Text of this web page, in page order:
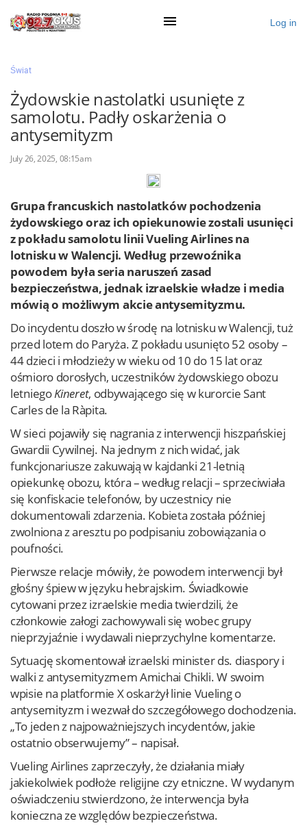
Ogłoś się
Działy
Zaloguj przez Clascal
×
Log in
Świat
Żydowskie nastolatki usunięte z
samolotu. Padły oskarżenia o
antysemityzm
July 26, 2025, 08:15am
Grupa francuskich nastolatków pochodzenia
żydowskiego oraz ich opiekunowie zostali usunięci
z pokładu samolotu linii Vueling Airlines na
lotnisku w Walencji. Według przewoźnika
powodem była seria naruszeń zasad
bezpieczeństwa, jednak izraelskie władze i media
mówią o możliwym akcie antysemityzmu.
Do incydentu doszło w środę na lotnisku w Walencji, tuż
przed lotem do Paryża. Z pokładu usunięto 52 osoby –
44 dzieci i młodzieży w wieku od 10 do 15 lat oraz
ośmioro dorosłych, uczestników żydowskiego obozu
letniegoKineret, odbywającego się w kurorcie Sant
Carles de la Ràpita.
W sieci pojawiły się nagrania z interwencji hiszpańskiej
Gwardii Cywilnej. Na jednym z nich widać, jak
funkcjonariusze zakuwają w kajdanki 21-letnią
opiekunkę obozu, która – według relacji – sprzeciwiała
się konfiskacie telefonów, by uczestnicy nie
dokumentowali zdarzenia. Kobieta została później
zwolniona z aresztu po podpisaniu zobowiązania o
poufności.
Pierwsze relacje mówiły, że powodem interwencji był
głośny śpiew w języku hebrajskim. Świadkowie
cytowani przez izraelskie media twierdzili, że
członkowie załogi zachowywali się wobec grupy
nieprzyjaźnie i wydawali nieprzychylne komentarze.
Sytuację skomentował izraelski minister ds. diaspory i
walki z antysemityzmem Amichai Chikli. W swoim
wpisie na platformie X oskarżył linie Vueling o
antysemityzm i wezwał do szczegółowego dochodzenia.
„To jeden z najpoważniejszych incydentów, jakie
ostatnio obserwujemy” – napisał.
Vueling Airlines zaprzeczyły, że działania miały
jakiekolwiek podłoże religijne czy etniczne. W wydanym
oświadczeniu stwierdzono, że interwencja była
konieczna ze względów bezpieczeństwa.